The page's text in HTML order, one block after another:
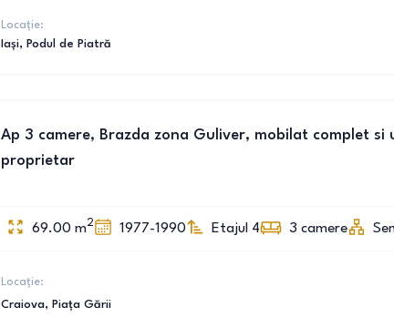
Locație:
Iași, Podul de Piatră
Ap 3 camere, Brazda zona Guliver, mobilat complet
proprietar
69.00 m2 1977-1990 Etajul 4 3 camere
Locație:
Craiova, Piața Gării